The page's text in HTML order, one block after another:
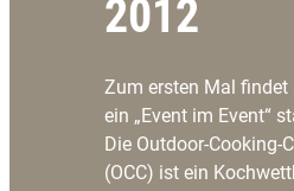
2012
Zum ersten Mal findet
ein „Event im Event“
Die Outdoor-Cooking-
(OCC) ist ein